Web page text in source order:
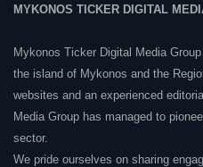
MYKONOS TICKER DIGITAL
Mykonos Ticker Digital Media
the island of Mykonos and the
websites and an experienced
Media Group has managed to
sector.
We pride ourselves on sharing